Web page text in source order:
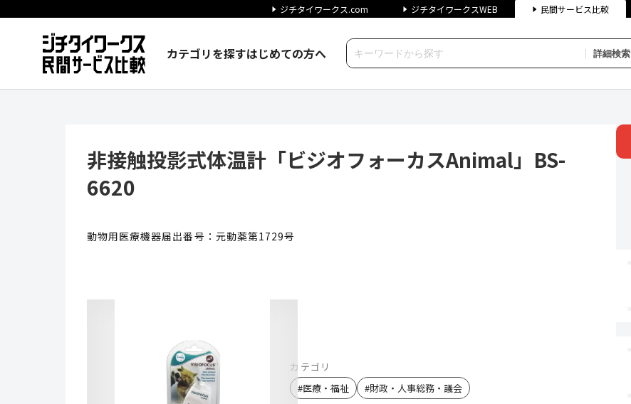
ジチタイワークス.com ジチタイワークスWEB 民間サービス比較
カテゴリを探すはじめての方へ 詳細検索
非接触投影式体温計「ビジオフォーカスAnimal」BS-
6620
動物用医療機器届出番号：元動薬第1729号
カテゴリ
#医療・福祉 #財政・人事総務・議会